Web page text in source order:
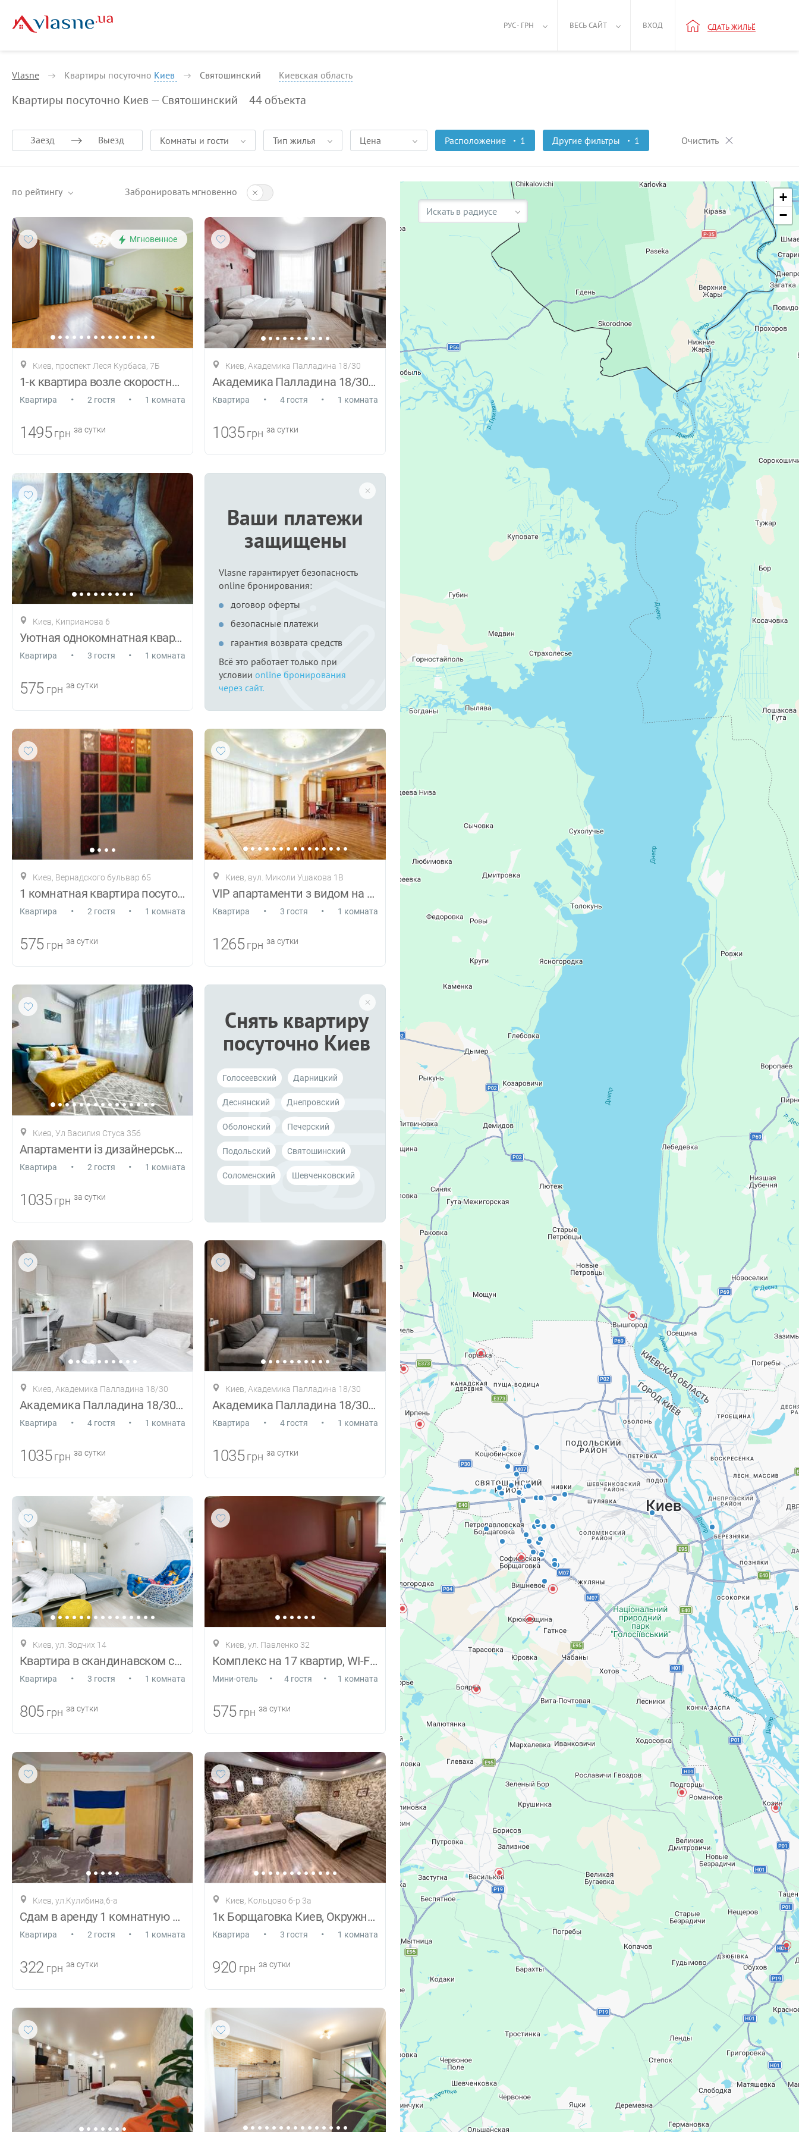
РУС - ГРН ВЕСЬ САЙТ ВХОД СДАТЬ ЖИЛЬЁ
Vlasne Квартиры посуточно Киев Святошинский Киевская область
Квартиры посуточно Киев — Святошинский 44объекта
Заезд Выезд Комнаты и гости Тип жилья Цена Расположение 1 Другие фильтры 1 Очистить
по рейтингу Забронировать мгновенно
Мгновенное
Киев, проспект Леся Курбаса, 7Б
1-к квартира возле скоростного трамвая
Квартира • 2 гостя • 1 комната
1495 грн за сутки
Киев, Академика Палладина 18/30
Академика Палладина 18/30 44/1
Квартира • 4 гостя • 1 комната
1035 грн за сутки
Киев, Киприанова 6
Уютная однокомнатная квартира
Квартира • 3 гостя • 1 комната
575 грн за сутки
Ваши платежи
защищены
Vlasne гарантирует безопасность
online бронирования:
договор оферты
безопасные платежи
гарантия возврата средств
Всё это работает только при
условии online бронирования
через сайт.
Киев, Вернадского бульвар 65
1 комнатная квартира посуточно
Квартира • 2 гостя • 1 комната
575 грн за сутки
Киев, вул. Миколи Ушакова 1В
VIP апартаменти з видом на озеро
Квартира • 3 гостя • 1 комната
1265 грн за сутки
Киев, Ул Василия Стуса 35б
Апартаменти із дизайнерським ремонтом
Квартира • 2 гостя • 1 комната
1035 грн за сутки
Снять квартиру
посуточно Киев
Голосеевский Дарницкий
Деснянский Днепровский
Оболонский Печерский
Подольский Святошинский
Соломенский Шевченковский
Киев, Академика Палладина 18/30
Академика Палладина 18/30 44/2
Квартира • 4 гостя • 1 комната
1035 грн за сутки
Киев, Академика Палладина 18/30
Академика Палладина 18/30 44/3
Квартира • 4 гостя • 1 комната
1035 грн за сутки
Киев, ул. Зодчих 14
Квартира в скандинавском стиле
Квартира • 3 гостя • 1 комната
805 грн за сутки
Киев, ул. Павленко 32
Комплекс на 17 квартир, WI-FI, Ремонт
Мини-отель • 4 гостя • 1 комната
575 грн за сутки
Киев, ул.Кулибина,6-а
Сдам в аренду 1 комнатную квартиру
Квартира • 2 гостя • 1 комната
322 грн за сутки
Киев, Кольцово б-р 3а
1к Борщаговка Киев, Окружная дорога
Квартира • 3 гостя • 1 комната
920 грн за сутки
Искать в радиусе
+
−